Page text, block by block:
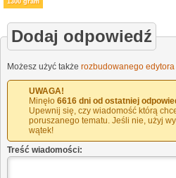
1300 gram
Dodaj odpowiedź
Możesz użyć także rozbudowanego
UWAGA!
Minęło 6616 dni od ostatniej
Upewnij się, czy wiadomość którą
poruszanego tematu. Jeśli nie, użyj
wątek!
Treść wiadomości: